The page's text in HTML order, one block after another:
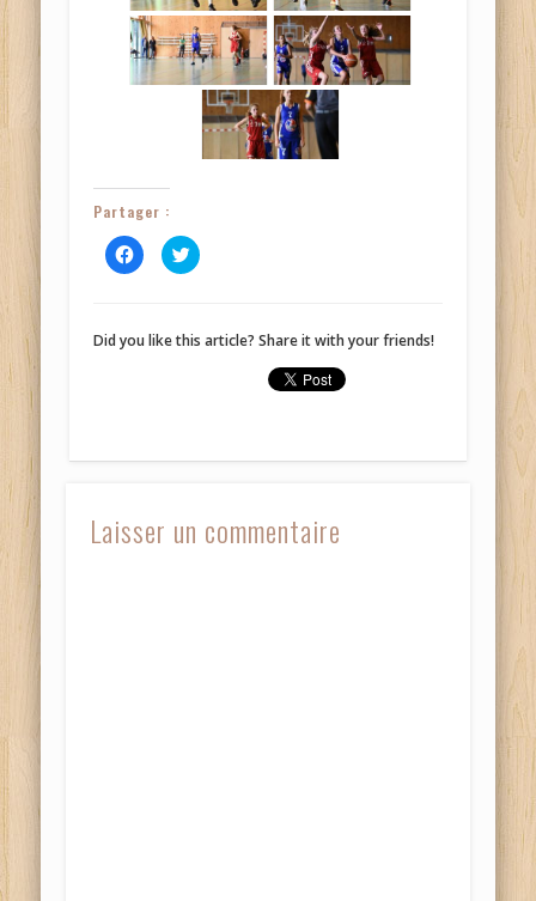
Partager :
Cliquez
pour
partager
une
nouvelle
Cliquez
pour
une
nouvelle
Did you like this article? Share it with your friends!
Laisser un commentaire